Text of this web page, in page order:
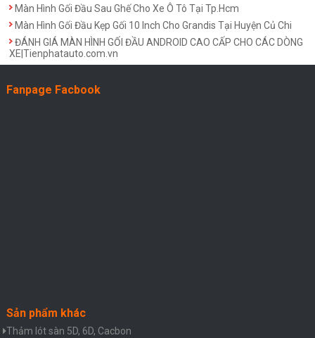
Màn Hình Gối Đầu Sau Ghế Cho Xe Ô Tô Tại Tp.Hcm
Màn Hình Gối Đầu Kẹp Gối 10 Inch Cho Grandis Tại Huyện Củ Chi
ĐÁNH GIÁ MÀN HÌNH GỐI ĐẦU ANDROID CAO CẤP CHO CÁC DÒNG
XE|Tienphatauto.com.vn
Fanpage Facbook
Sản phẩm khác
Thảm lót sàn 5D, 6D, Cacbon